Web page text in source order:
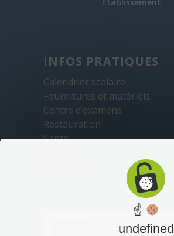
INFOS PRATIQUES
Calendrier scolaire
Fournitures et matériels
Centre d’examens
Restauration
Santé
☝
undefined